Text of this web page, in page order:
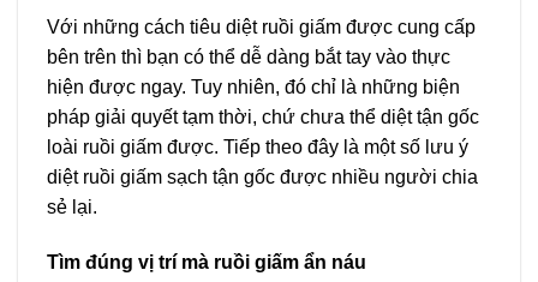
Với những cách tiêu diệt ruồi giấm được cung cấp
bên trên thì bạn có thể dễ dàng bắt tay vào thực
hiện được ngay. Tuy nhiên, đó chỉ là những biện
pháp giải quyết tạm thời, chứ chưa thể diệt tận gốc
loài ruồi giấm được. Tiếp theo đây là một số lưu ý
diệt ruồi giấm sạch tận gốc được nhiều người chia
sẻ lại.
Tìm đúng vị trí mà ruồi giấm ẩn náu